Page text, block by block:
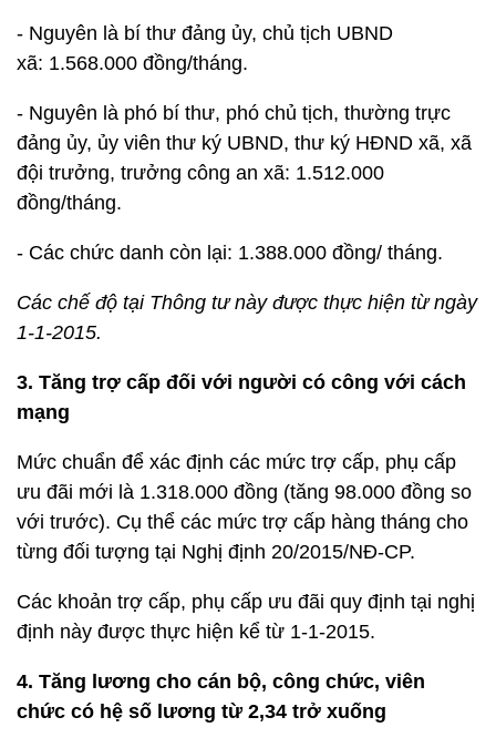
- Nguyên là bí thư đảng ủy, chủ tịch UBND
xã: 1.568.000 đồng/tháng.
- Nguyên là phó bí thư, phó chủ tịch, thường trực
đảng ủy, ủy viên thư ký UBND, thư ký HĐND xã, xã
đội trưởng, trưởng công an xã: 1.512.000
đồng/tháng.
- Các chức danh còn lại: 1.388.000 đồng/ tháng.
Các chế độ tại Thông tư này được thực hiện từ ngày
1-1-2015.
3. Tăng trợ cấp đối với người có công với cách
mạng
Mức chuẩn để xác định các mức trợ cấp, phụ cấp
ưu đãi mới là 1.318.000 đồng (tăng 98.000 đồng so
với trước). Cụ thể các mức trợ cấp hàng tháng cho
từng đối tượng tại Nghị định 20/2015/NĐ-CP.
Các khoản trợ cấp, phụ cấp ưu đãi quy định tại nghị
định này được thực hiện kể từ 1-1-2015.
4. Tăng lương cho cán bộ, công chức, viên
chức có hệ số lương từ 2,34 trở xuống